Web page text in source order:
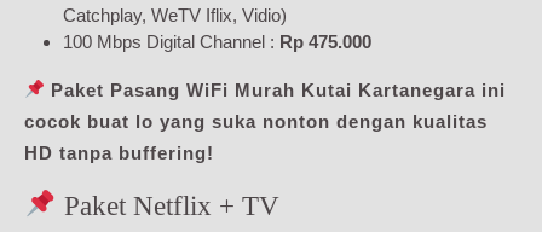
Catchplay, WeTV Iflix, Vidio)
100 Mbps Digital Channel : Rp 475.000
Paket Pasang WiFi Murah Kutai Kartanegara ini
cocok buat lo yang suka nonton dengan kualitas
HD tanpa buffering!
Paket Netflix + TV